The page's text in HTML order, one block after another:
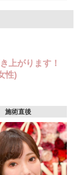
上がります！
性)
施術直後